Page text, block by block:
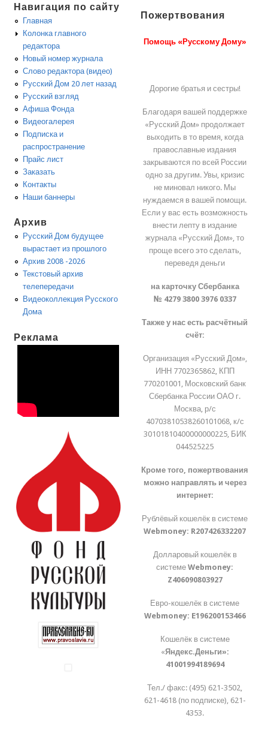
Навигация по сайту
Главная
Колонка главного
редактора
Новый номер журнала
Слово редактора (видео)
Русский Дом 20 лет назад
Русский взгляд
Афиша Фонда
Видеогалерея
Подписка и
распространение
Прайс лист
Заказать
Контакты
Наши баннеры
Архив
Русский Дом будущее
вырастает из прошлого
Архив 2008 -2026
Текстовый архив
телепередачи
Видеоколлекция Русского
Дома
Реклама
Пожертвования
Помощь «Русскому Дому»
Дорогие братья и сестры!
Благодаря вашей поддержке
«Русский Дом» продолжает
выходить в то время, когда
православные издания
закрываются по всей России
одно за другим. Увы, кризис
не миновал никого. Мы
нуждаемся в вашей помощи.
Если у вас есть возможность
внести лепту в издание
журнала «Русский Дом», то
проще всего это сделать,
переведя деньги
на карточку Сбербанка
№ 4279 3800 3976 0337
Также у нас есть расчётный
счёт:
Организация «Русский Дом»,
ИНН 7702365862, КПП
770201001, Московский банк
Сбербанка России ОАО г.
Москва, р/с
40703810538260101068, к/с
30101810400000000225, БИК
044525225
Кроме того, пожертвования
можно направлять и через
интернет:
Рублёвый кошелёк в системе
Webmoney: R207426332207
Долларовый кошелёк в
системеWebmoney:
Z406090803927
Евро-кошелёк в системе
Webmoney: E196200153466
Кошелёк в системе
«Яндекс.Деньги»:
41001994189694
Тел./ факс: (495) 621-3502,
621-4618 (по подписке), 621-
4353.